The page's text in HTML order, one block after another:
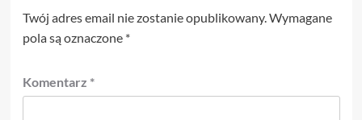
Twój adres email nie zostanie opublikowany.Wymagane
pola są oznaczone *
Komentarz *